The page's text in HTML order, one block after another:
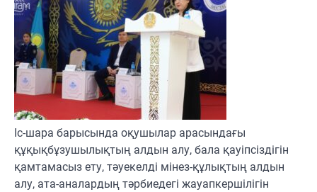
Іс-шара барысында оқушылар арасындағы
құқықбұзушылықтың алдын алу, бала қауіпсіздігін
қамтамасыз ету, тәуекелді мінез-құлықтың алдын
алу, ата-аналардың тәрбиедегі жауапкершілігін